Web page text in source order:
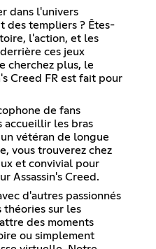
dans l'univers
des templiers ? Êtes-
l'action, et les
ces jeux
cherchez plus, le
Creed FR est fait pour
de fans
accueillir les bras
vétéran de longue
vous trouverez chez
et convivial pour
Assassin's Creed.
d'autres passionnés
théories sur les
des moments
ou simplement